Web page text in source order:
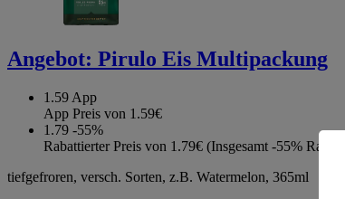
Angebot: Pirulo Eis Multipackung
1.59 App
App Preis von 1.59€
1.79 -55%
Rabattierter Preis von 1.79€ (Insgesamt -55% Rabatt)
tiefgefroren, versch. Sorten, z.B. Watermelon, 365ml